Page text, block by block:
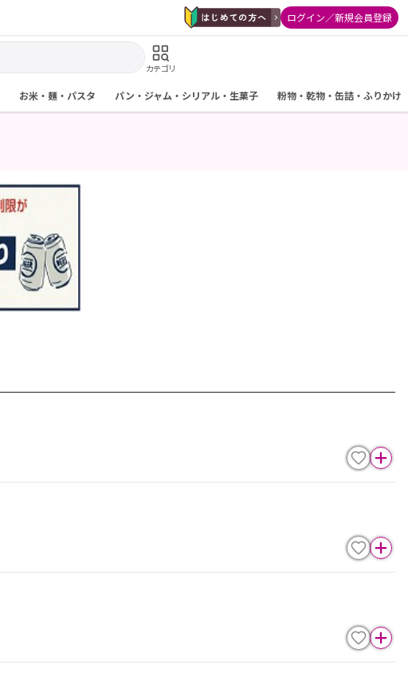
ログイン／新規会員登録
カテゴリ
お米・麺・パスタ パン・ジャム・シリアル・生菓子 粉物・乾物・缶詰・ふりかけ